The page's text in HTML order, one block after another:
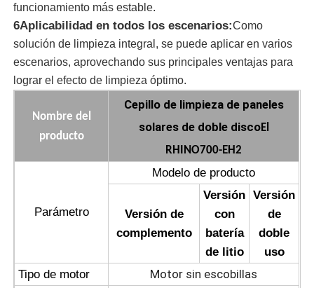
Máquina de la ósmosis reversa
Robot de limpieza del panel solar
funcionamiento más estable.
6Aplicabilidad en todos los escenarios:Como
solución de limpieza integral, se puede aplicar en varios
escenarios, aprovechando sus principales ventajas para
lograr el efecto de limpieza óptimo.
Nombre del
producto
Cepillo de limpieza de paneles
solares de doble discoEl
RHINO700-EH2
Parámetro
Modelo de producto
Versión de
complemento
Versión
con
batería
de litio
Versión
de
doble
uso
Tipo de motor
Motor sin escobillas